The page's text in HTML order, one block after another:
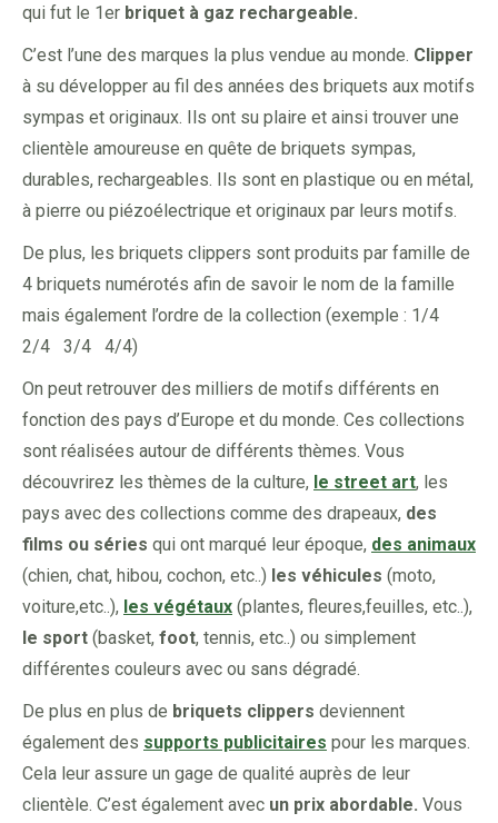
qui fut le 1er briquet à gaz rechargeable.
C’est l’une des marques la plus vendue au monde. Clipper
à su développer au fil des années des briquets aux motifs
sympas et originaux. Ils ont su plaire et ainsi trouver une
clientèle amoureuse en quête de briquets sympas,
durables, rechargeables. Ils sont en plastique ou en métal,
à pierre ou piézoélectrique et originaux par leurs motifs.
De plus, les briquets clippers sont produits par famille de
4 briquets numérotés afin de savoir le nom de la famille
mais également l’ordre de la collection (exemple : 1/4
2/4 3/4 4/4)
On peut retrouver des milliers de motifs différents en
fonction des pays d’Europe et du monde. Ces collections
sont réalisées autour de différents thèmes. Vous
découvrirez les thèmes de la culture, le street art, les
pays avec des collections comme des drapeaux, des
films ou séries qui ont marqué leur époque, des animaux
(chien, chat, hibou, cochon, etc..) les véhicules (moto,
voiture,etc..), les végétaux (plantes, fleures,feuilles, etc..),
le sport (basket, foot, tennis, etc..) ou simplement
différentes couleurs avec ou sans dégradé.
De plus en plus de briquets clippers deviennent
également des supports publicitaires pour les marques.
Cela leur assure un gage de qualité auprès de leur
clientèle. C’est également avec un prix abordable. Vous